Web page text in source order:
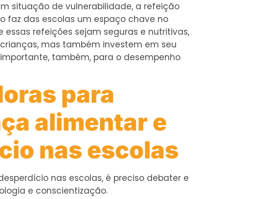
situação de vulnerabilidade, a refeição
faz das escolas um espaço chave no
refeições sejam seguras e nutritivas,
mas também investem em seu
também, para o desempenho
para
alimentar e
nas escolas
nas escolas, é preciso debater e
e conscientização.